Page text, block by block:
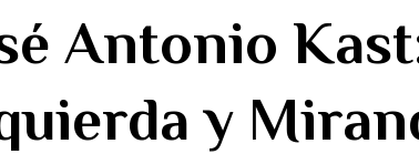
Antonio
y